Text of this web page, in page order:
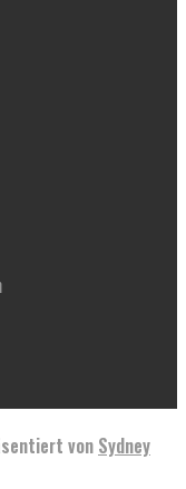
von Sydney